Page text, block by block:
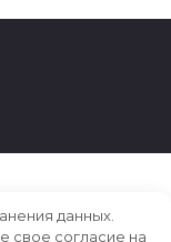
данных.
свое согласие на